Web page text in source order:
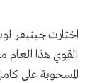
القوي هذا العام
المسحوبة على